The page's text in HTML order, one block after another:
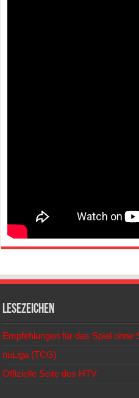
Lesezeichen
Empfehlungen für das Spiel ohne
nuLiga (TCG)
Offizielle Seite des HTV